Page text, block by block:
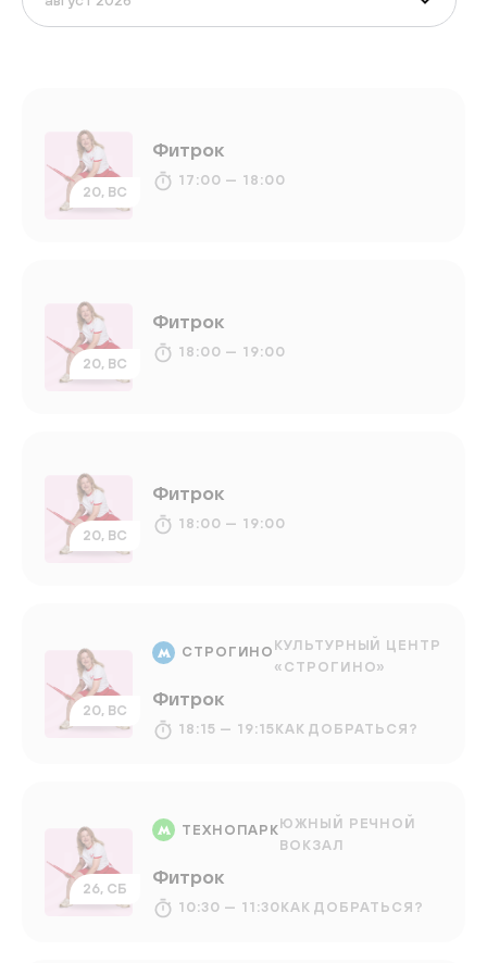
20, ВС
Фитрок
17:00 — 18:00
20, ВС
Фитрок
18:00 — 19:00
20, ВС
Фитрок
18:00 — 19:00
20, ВС
СТРОГИНО КУЛЬТУРНЫЙ ЦЕНТР
«СТРОГИНО»
Фитрок
18:15 — 19:15КАК ДОБРАТЬСЯ?
26, СБ
ТЕХНОПАРКЮЖНЫЙ РЕЧНОЙ
ВОКЗАЛ
Фитрок
10:30 — 11:30КАК ДОБРАТЬСЯ?